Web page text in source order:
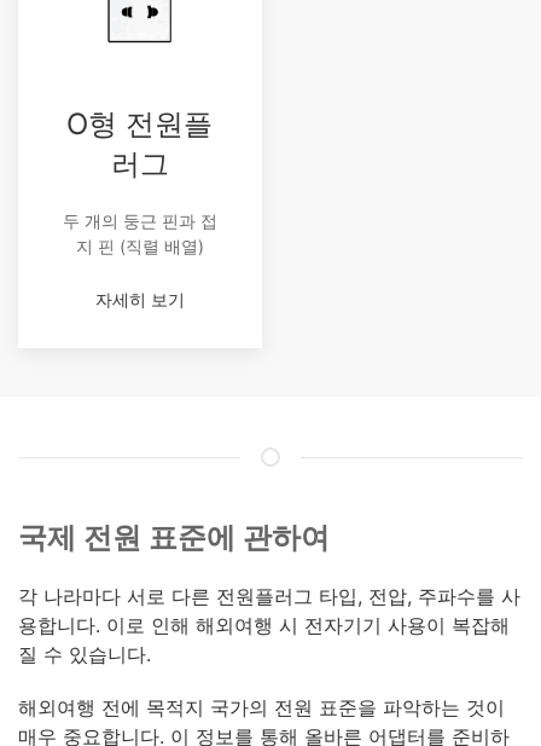
O형 전원플
러그
두 개의 둥근 핀과 접
지 핀 (직렬 배열)
자세히 보기
국제 전원 표준에 관하여
각 나라마다 서로 다른 전원플러그 타입, 전압, 주파수를 사
용합니다. 이로 인해 해외여행 시 전자기기 사용이 복잡해
질 수 있습니다.
해외여행 전에 목적지 국가의 전원 표준을 파악하는 것이
매우 중요합니다. 이 정보를 통해 올바른 어댑터를 준비하